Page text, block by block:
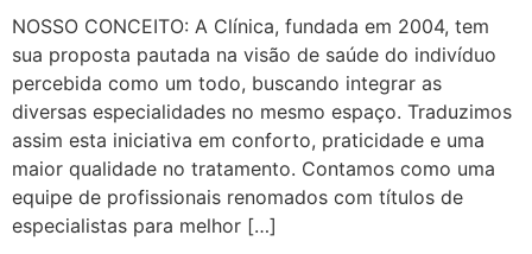
NOSSO CONCEITO: A Clínica, fundada em 2004, tem
sua proposta pautada na visão de saúde do indivíduo
percebida como um todo, buscando integrar as
diversas especialidades no mesmo espaço. Traduzimos
assim esta iniciativa em conforto, praticidade e uma
maior qualidade no tratamento. Contamos como uma
equipe de profissionais renomados com títulos de
especialistas para melhor […]